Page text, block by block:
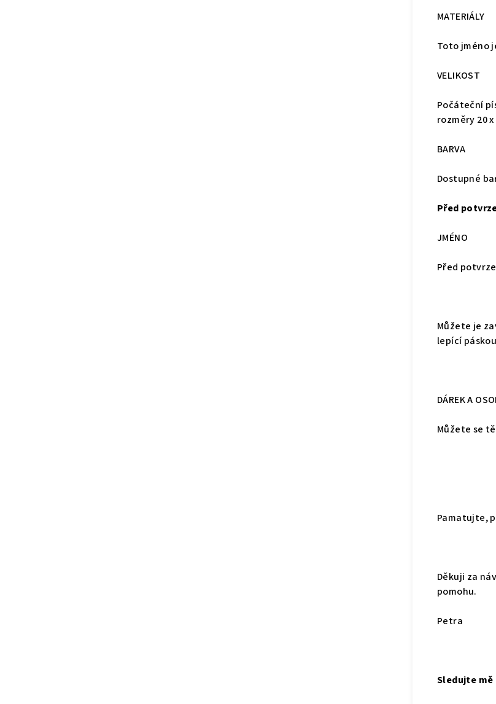
MATERIÁLY
Toto jméno
VELIKOST
Počáteční
rozměry 20 x
BARVA
Dostupné
Před
JMÉNO
Před
Můžete je
lepící
DÁREK A
Můžete se
Pamatujte,
Děkuji za
pomohu.
Petra
Sledujte